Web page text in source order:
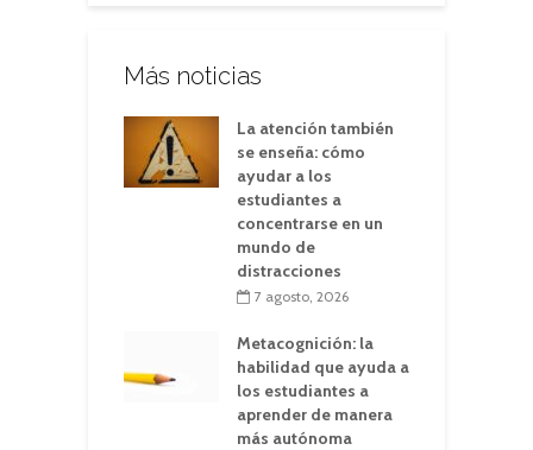
Más noticias
La atención también
se enseña: cómo
ayudar a los
estudiantes a
concentrarse en un
mundo de
distracciones
7 agosto, 2026
Metacognición: la
habilidad que ayuda a
los estudiantes a
aprender de manera
más autónoma